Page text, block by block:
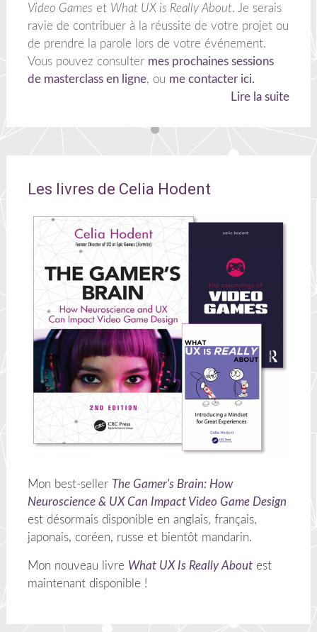
Video Games et What UX is Really About. Je serais
ravie de contribuer à la réussite de votre projet ou
de prendre la parole lors de votre événement.
Vous pouvez consulter mes prochaines sessions
de masterclass en ligne, ou me contacter ici.
Lire la suite
Les livres de Celia Hodent
Mon best-seller The Gamer's Brain: How
Neuroscience & UX Can Impact Video Game Design
est désormais disponible en anglais, français,
japonais, coréen, russe et bientôt mandarin.
Mon nouveau livre What UX Is Really Aboutest
maintenant disponible !